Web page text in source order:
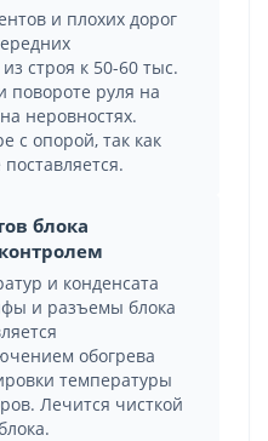
и плохих дорог
строя к 50-60 тыс.
повороте руля на
неровностях.
с опорой, так как
блока
и конденсата
и разъемы блока
обогрева
температуры
Лечится чисткой